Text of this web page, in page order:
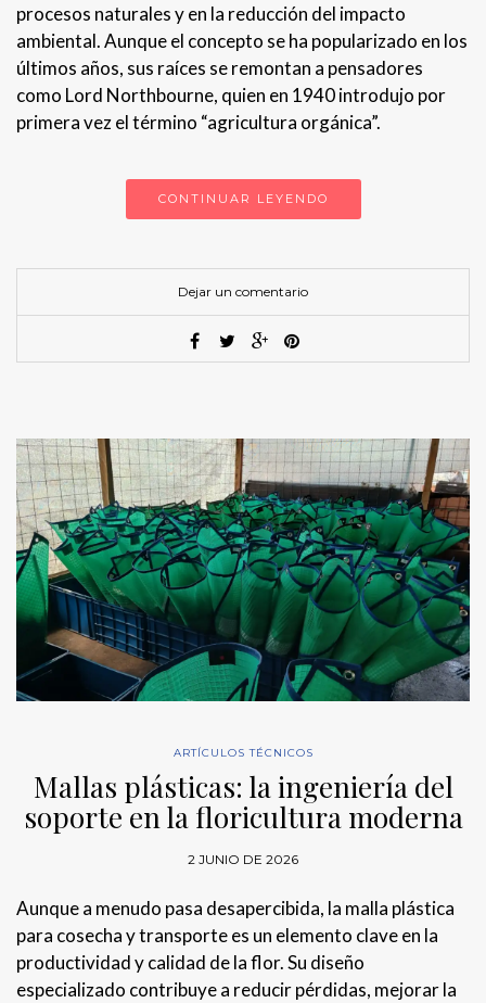
procesos naturales y en la reducción del impacto
ambiental. Aunque el concepto se ha popularizado en los
últimos años, sus raíces se remontan a pensadores
como Lord Northbourne, quien en 1940 introdujo por
primera vez el término “agricultura orgánica”.
CONTINUAR LEYENDO
Dejar un comentario
ARTÍCULOS TÉCNICOS
Mallas plásticas: la ingeniería del
soporte en la floricultura moderna
2 JUNIO DE 2026
Aunque a menudo pasa desapercibida, la malla plástica
para cosecha y transporte es un elemento clave en la
productividad y calidad de la flor. Su diseño
especializado contribuye a reducir pérdidas, mejorar la